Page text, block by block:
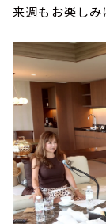
来週もお楽しみ